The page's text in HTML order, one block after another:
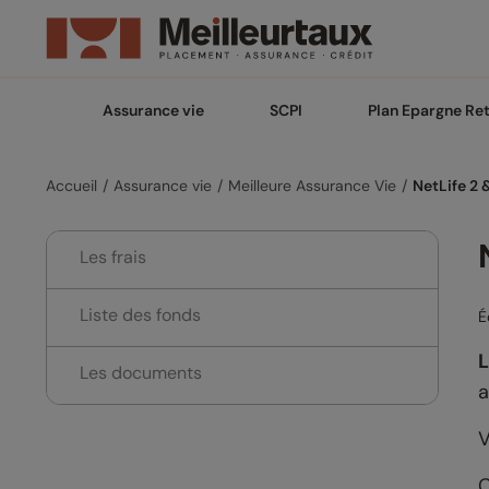
Assurance vie SCPI Plan Epargne
Accueil Assurance vie Meilleure Assurance Vie NetLife 2
Les frais
Liste des fonds
Les documents